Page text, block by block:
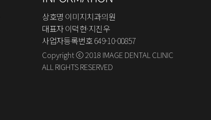
상호명 이미지치과의원
대표자 이덕현·지진우
사업자등록번호 649-10-00857
Copyright ⓒ 2018 IMAGE DENTAL CLINIC
ALL RIGHTS RESERVED